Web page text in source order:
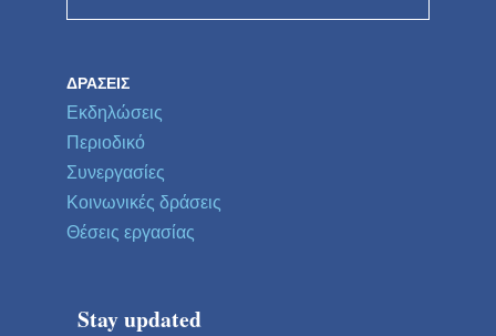
ΔΡΆΣΕΙΣ
Εκδηλώσεις
Περιοδικό
Συνεργασίες
Κοινωνικές δράσεις
Θέσεις εργασίας
Stay updated